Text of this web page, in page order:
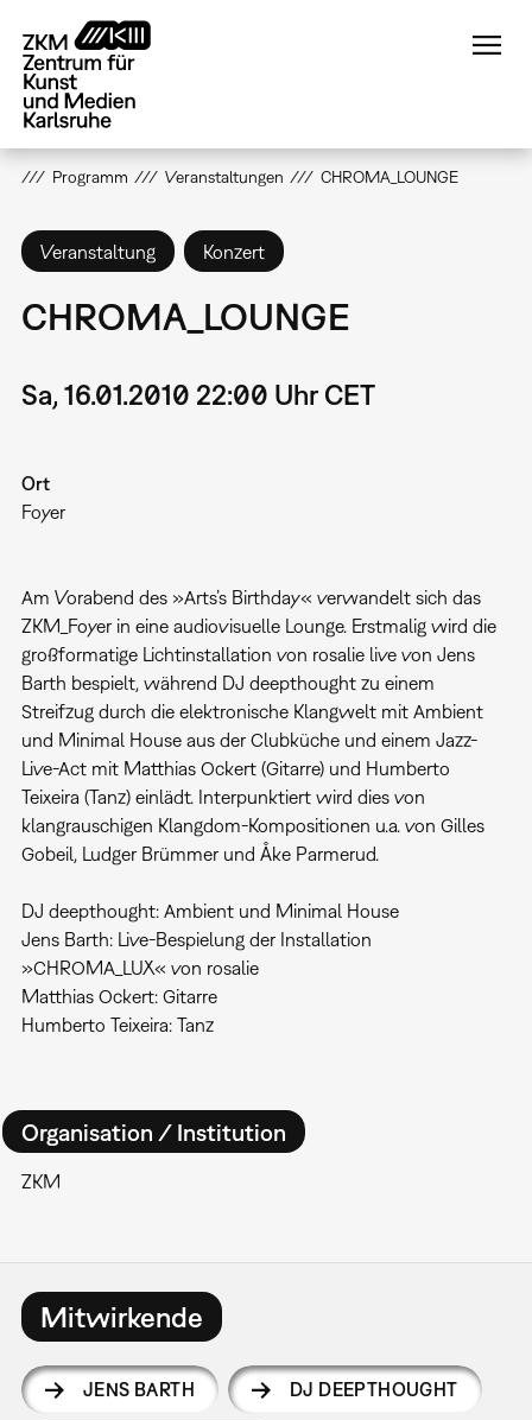
zum
Inhalt
Programm Veranstaltungen CHROMA_LOUNGE
Veranstaltung Konzert
CHROMA_LOUNGE
Sa, 16.01.2010 22:00 Uhr CET
Ort
Foyer
Am Vorabend des »Arts’s Birthday« verwandelt sich das
ZKM_Foyer in eine audiovisuelle Lounge. Erstmalig wird die
großformatige Lichtinstallation von rosalie live von Jens
Barth bespielt, während DJ deepthought zu einem
Streifzug durch die elektronische Klangwelt mit Ambient
und Minimal House aus der Clubküche und einem Jazz-
Live-Act mit Matthias Ockert (Gitarre) und Humberto
Teixeira (Tanz) einlädt. Interpunktiert wird dies von
klangrauschigen Klangdom-Kompositionen u.a. von Gilles
Gobeil, Ludger Brümmer und Åke Parmerud.
DJ deepthought: Ambient und Minimal House
Jens Barth: Live-Bespielung der Installation
»CHROMA_LUX« von rosalie
Matthias Ockert: Gitarre
Humberto Teixeira: Tanz
Organisation / Institution
ZKM
Mitwirkende
JENS BARTH DJ DEEPTHOUGHT